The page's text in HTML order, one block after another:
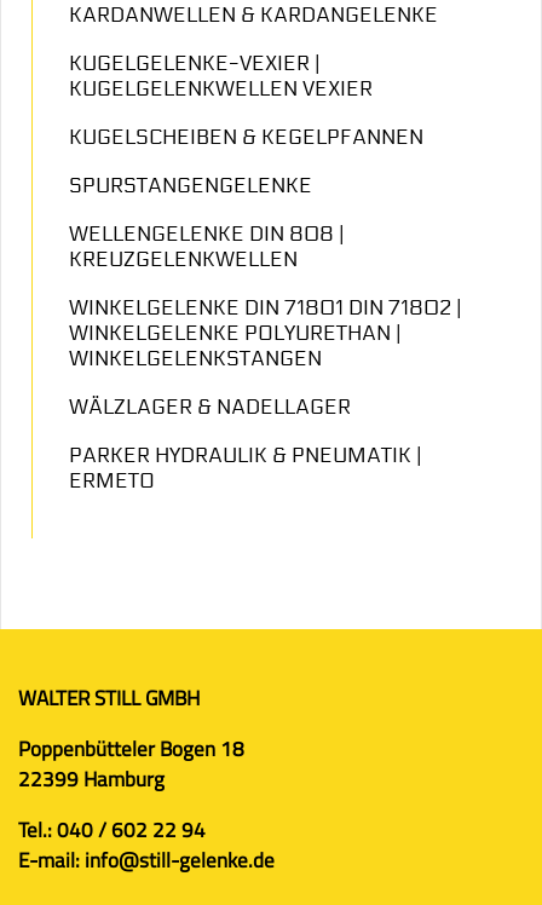
KARDANWELLEN & KARDANGELENKE
KUGELGELENKE-VEXIER |
KUGELGELENKWELLEN VEXIER
KUGELSCHEIBEN & KEGELPFANNEN
SPURSTANGENGELENKE
WELLENGELENKE DIN 808 |
KREUZGELENKWELLEN
WINKELGELENKE DIN 71801 DIN 71802 |
WINKELGELENKE POLYURETHAN |
WINKELGELENKSTANGEN
WÄLZLAGER & NADELLAGER
PARKER HYDRAULIK & PNEUMATIK |
ERMETO
WALTER STILL GMBH
Poppenbütteler Bogen 18
22399 Hamburg
Tel.:040 / 602 22 94
E-mail:info@still-gelenke.de